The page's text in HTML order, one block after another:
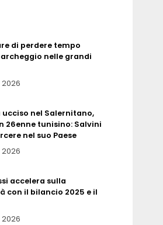
di perdere tempo
nelle grandi
2026
nel Salernitano,
26enne tunisino: Salvini
nel suo Paese
2026
accelera sulla
con il bilancio 2025 e il
2026